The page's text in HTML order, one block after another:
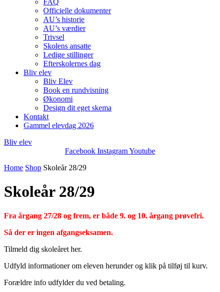
FAQ
Officielle dokumenter
AU’s historie
AU’s værdier
Trivsel
Skolens ansatte
Ledige stillinger
Efterskolernes dag
Bliv elev
Bliv Elev
Book en rundvisning
Økonomi
Design dit eget skema
Kontakt
Gammel elevdag 2026
Bliv elev
Facebook InstagramYoutube
Home Shop Skoleår 28/29
Skoleår 28/29
Fra årgang 27/28 og frem, er både 9. og 10. årgang prøvefri.
Så der er ingen afgangseksamen.
Tilmeld dig skoleåret her.
Udfyld informationer om eleven herunder og klik på tilføj til kurv.
Forældre info udfylder du ved betaling.